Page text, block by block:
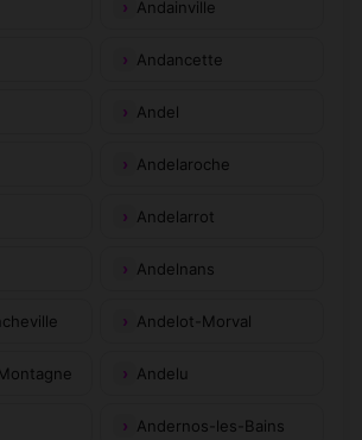
Andainville
Andancette
Andel
Andelaroche
Andelarrot
Andelnans
Andelot-Morval
Andelu
Andernos-les-Bains